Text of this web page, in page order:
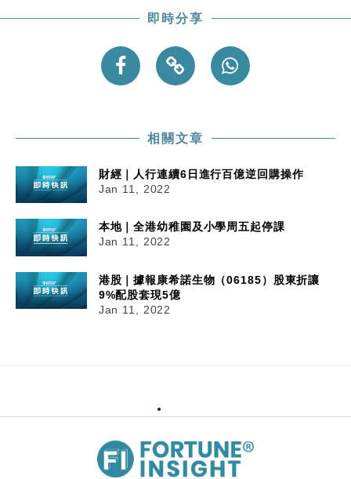
即時分享
相關文章
財經｜人行連續6日進行百億逆回購操作
Jan 11, 2022
本地｜全港幼稚園及小學周五起停課
Jan 11, 2022
港股｜據報康希諾生物（06185）股東折讓
9%配股套現5億
Jan 11, 2022